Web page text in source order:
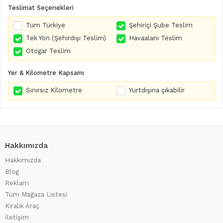
Teslimat Seçenekleri
Tüm Türkiye
Şehiriçi Şube Teslim
Tek Yön (Şehirdışı Teslim)
Havaalanı Teslim
Otogar Teslim
Yer & Kilometre Kapsamı
Sınırsız Kilometre Yurtdışına çıkabilir
Hakkımızda
Hakkımızda
Blog
Reklam
Tüm Mağaza Listesi
Kiralık Araç
İletişim